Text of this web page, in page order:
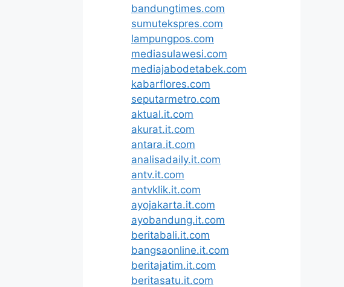
bandungtimes.com
sumutekspres.com
lampungpos.com
mediasulawesi.com
mediajabodetabek.com
kabarflores.com
seputarmetro.com
aktual.it.com
akurat.it.com
antara.it.com
analisadaily.it.com
antv.it.com
antvklik.it.com
ayojakarta.it.com
ayobandung.it.com
beritabali.it.com
bangsaonline.it.com
beritajatim.it.com
beritasatu.it.com